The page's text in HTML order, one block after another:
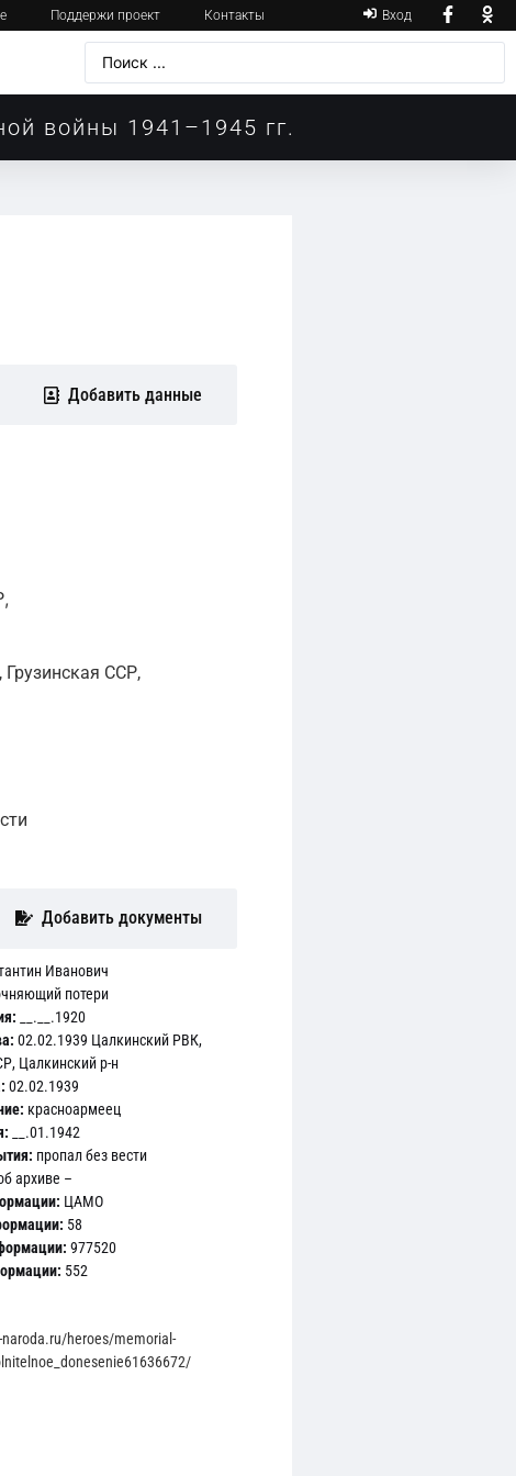
Поддержи проект Контакты Вход
войны 1941–1945 гг.
Добавить данные
,
ССР,
Добавить документы
Иванович
потери
__.__.1920
02.02.1939 Цалкинский РВК,
Цалкинский р-н
02.02.1939
красноармеец
__.01.1942
пропал без вести
архиве –
ЦАМО
58
977520
552
heroes/memorial-